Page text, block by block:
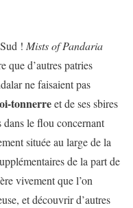
! Mists of Pandaria
que d’autres patries
ne faisaient pas
tonnerreet de ses sbires
le flou concernant
située au large de la
de la part de
vivement que l’on
et découvrir d’autres